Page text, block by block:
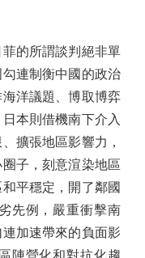
的所謂談判絕非單
連制衡中國的政治
洋議題、博取博弈
本則借機南下介入
擴張地區影響力，
子，刻意渲染地區
平穩定，開了鄰國
先例，嚴重衝擊南
加速帶來的負面影
陣營化和對抗化趨